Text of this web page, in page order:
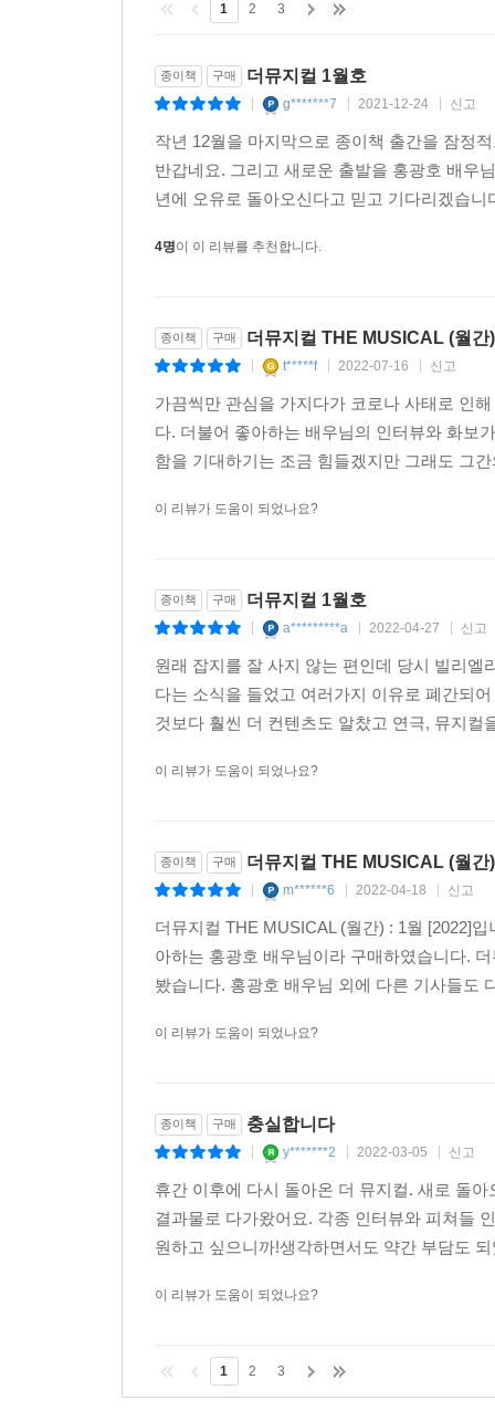
1 2 3
종이책 구매 더뮤지컬 1월호
g*******7 2021-12-24 신고
작년 12월을 마지막으로 종이책 출간을 잠정
반갑네요. 그리고 새로운 출발을 홍광호 배우
년에 오유로 돌아오신다고 믿고 기다리겠습
4명이 이 리뷰를 추천합니다.
종이책 구매 더뮤지컬 THE MUSICAL (월간
t*****f 2022-07-16 신고
가끔씩만 관심을 가지다가 코로나 사태로 인
다. 더불어 좋아하는 배우님의 인터뷰와 화보
함을 기대하기는 조금 힘들겠지만 그래도 그
이 리뷰가 도움이 되었나요?
종이책 구매 더뮤지컬 1월호
a*********a 2022-04-27 신고
원래 잡지를 잘 사지 않는 편인데 당시 빌리
다는 소식을 들었고 여러가지 이유로 폐간되
것보다 훨씬 더 컨텐츠도 알찼고 연극, 뮤지
이 리뷰가 도움이 되었나요?
종이책 구매 더뮤지컬 THE MUSICAL (월간
m******6 2022-04-18 신고
더뮤지컬 THE MUSICAL (월간) : 1월 [2022]
아하는 홍광호 배우님이라 구매하였습니다.
봤습니다. 홍광호 배우님 외에 다른 기사들도
이 리뷰가 도움이 되었나요?
종이책 구매 충실합니다
y*******2 2022-03-05 신고
휴간 이후에 다시 돌아온 더 뮤지컬. 새로 돌
결과물로 다가왔어요. 각종 인터뷰와 피쳐들
원하고 싶으니까!생각하면서도 약간 부담도
이 리뷰가 도움이 되었나요?
1 2 3